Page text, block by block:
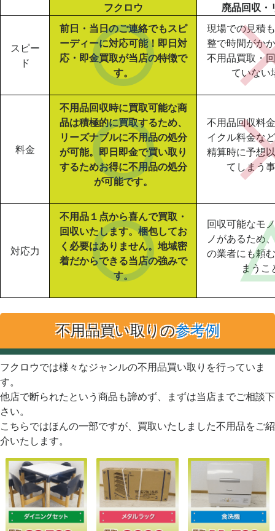
フクロウ 廃品回収・
スピー
ド
前日・当日のご連絡でもスピ
ーディーに対応可能！即日対
応・即金買取が当店の特徴で
す。
現場での見積
整で時間がか
不用品買取・
ていない
料金
不用品回収時に買取可能な商
品は積極的に買取するため、
リーズナブルに不用品の処分
が可能。即日即金で買い取り
するためお得に不用品の処分
が可能です。
不用品回収料
イクル料金な
精算時に予想
てしまう
対応力
不用品１点から喜んで買取・
回収いたします。梱包してお
く必要はありません。地域密
着だからできる当店の強みで
す。
回収可能なモ
ノがあるため
の業者にも頼
まうこ
不用品買い取りの参考例
フクロウでは様々なジャンルの不用品買い取りを行っていま
す。
他店で断られたという商品も諦めず、まずは当店までご相談下
さい。
こちらではほんの一部ですが、買取いたしました不用品をご紹
介いたします。